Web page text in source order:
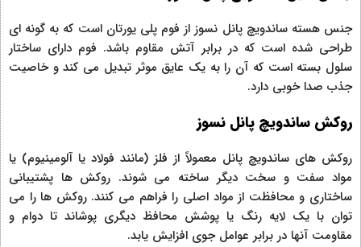
جنس هسته ساندویچ پانل نسوز از فوم پلی یورتان است که به گونه ای
طراحی شده است که در برابر آتش مقاوم باشد. فوم دارای ساختار
سلول بسته است که آن را به یک عایق موثر تبدیل می کند و خاصیت
جذب صدا خوبی دارد.
روکش ساندویچ پانل نسوز
روکش های ساندویچ پانل معمولاً از فلز (مانند فولاد یا آلومینیوم) یا
مواد سفت و سخت دیگر ساخته می شوند. روکش ها پشتیبانی
ساختاری و محافظت از مواد اصلی را فراهم می کنند. روکش ها را می
توان با یک لایه رنگ یا پوشش محافظ دیگری پوشاند تا دوام و
مقاومت آنها در برابر عوامل جوی افزایش یابد.